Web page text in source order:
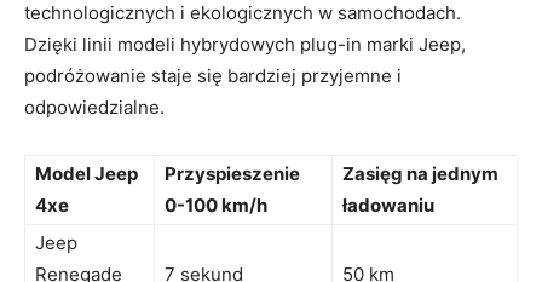
technologicznych i ekologicznych w samochodach.
Dzięki linii modeli hybrydowych plug-in marki Jeep,
podróżowanie ‌staje się bardziej przyjemne i
odpowiedzialne.
Model Jeep
4xe
Przyspieszenie
0-100 km/h
Zasięg na jednym
ładowaniu
Jeep‌
Renegade⁤
7 sekund 50 km